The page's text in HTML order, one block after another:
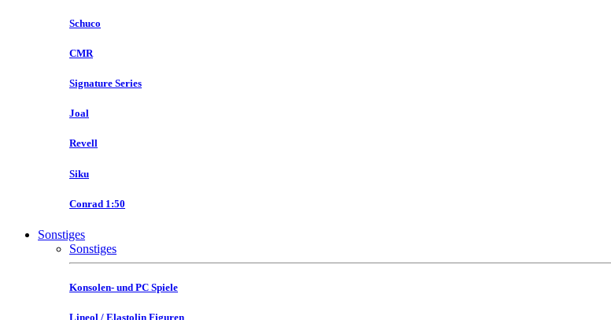
Schuco
CMR
Signature Series
Joal
Revell
Siku
Conrad 1:50
Sonstiges
Sonstiges
Konsolen- und PC Spiele
Lineol / Elastolin Figuren